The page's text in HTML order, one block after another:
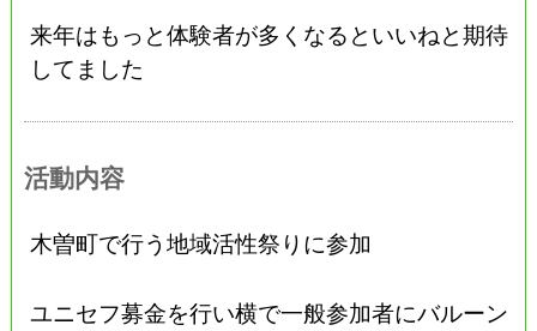
来年はもっと体験者が多くなるといいねと期待
してました
活動内容
木曽町で行う地域活性祭りに参加
ユニセフ募金を行い横で一般参加者にバルーン